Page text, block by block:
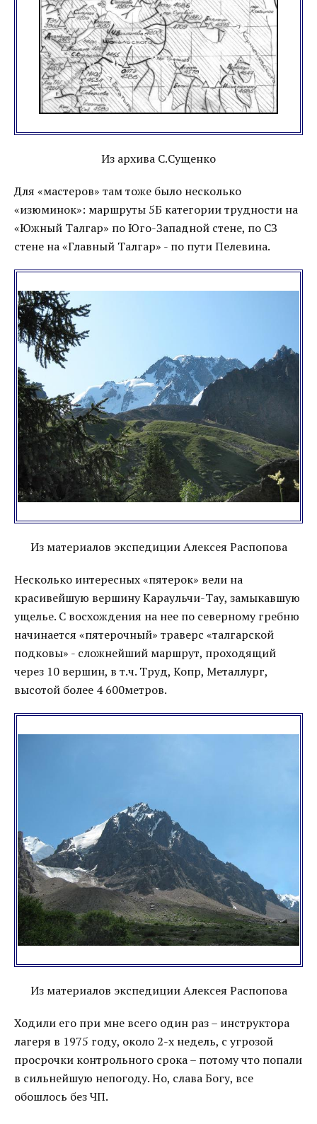
Из архива С.Сущенко
Для «мастеров» там тоже было несколько
«изюминок»: маршруты 5Б категории трудности на
«Южный Талгар» по Юго-Западной стене, по СЗ
стене на «Главный Талгар» - по пути Пелевина.
Из материалов экспедиции Алексея Распопова
Несколько интересных «пятерок» вели на
красивейшую вершину Караульчи-Тау, замыкавшую
ущелье. С восхождения на нее по северному гребню
начинается «пятерочный» траверс «талгарской
подковы» - сложнейший маршрут, проходящий
через 10 вершин, в т.ч. Труд, Копр, Металлург,
высотой более 4 600метров.
Из материалов экспедиции Алексея Распопова
Ходили его при мне всего один раз – инструктора
лагеря в 1975 году, около 2-х недель, с угрозой
просрочки контрольного срока – потому что попали
в сильнейшую непогоду. Но, слава Богу, все
обошлось без ЧП.